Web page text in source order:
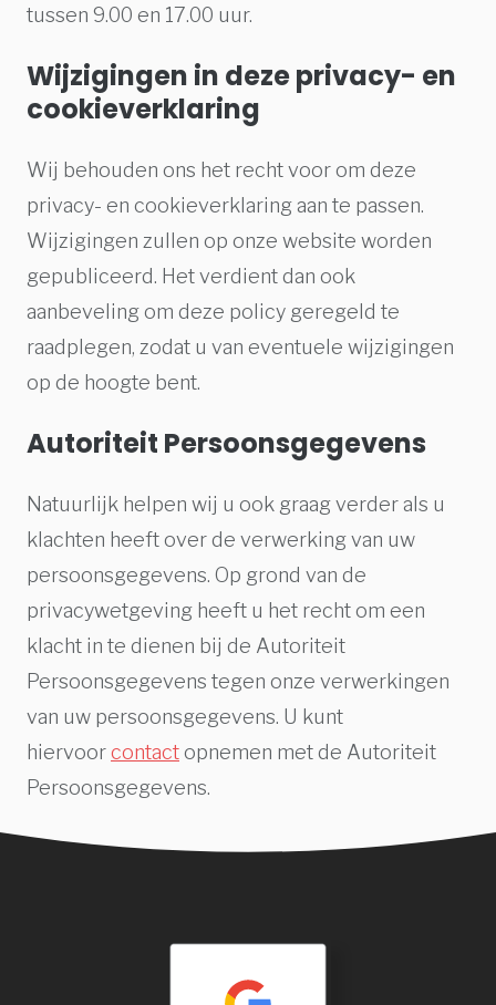
tussen 9.00 en 17.00 uur.
Wijzigingen in deze privacy- en
cookieverklaring
Wij behouden ons het recht voor om deze
privacy- en cookieverklaring aan te passen.
Wijzigingen zullen op onze website worden
gepubliceerd. Het verdient dan ook
aanbeveling om deze policy geregeld te
raadplegen, zodat u van eventuele wijzigingen
op de hoogte bent.
Autoriteit Persoonsgegevens
Natuurlijk helpen wij u ook graag verder als u
klachten heeft over de verwerking van uw
persoonsgegevens. Op grond van de
privacywetgeving heeft u het recht om een
klacht in te dienen bij de Autoriteit
Persoonsgegevens tegen onze verwerkingen
van uw persoonsgegevens. U kunt
hiervoorcontactopnemen met de Autoriteit
Persoonsgegevens.